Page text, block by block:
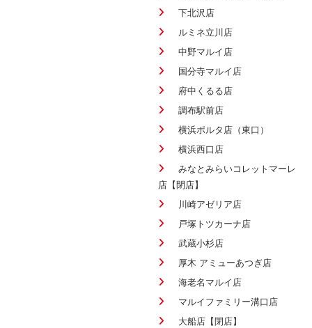
下北沢店
ルミネ立川店
中野マルイ店
国分寺マルイ店
府中くるる店
調布駅前店
横浜ポルタ店（東口）
横浜西口店
みなとみらいコレットマーレ
店【閉店】
川崎アゼリア店
戸塚トツカーナ店
武蔵小杉店
厚木 アミューあつぎ店
海老名マルイ店
マルイファミリー溝口店
大船店【閉店】